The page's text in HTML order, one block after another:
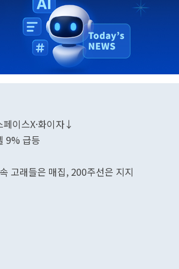
페이스X·화이자↓
9% 급등
고래들은 매집, 200주선은 지지